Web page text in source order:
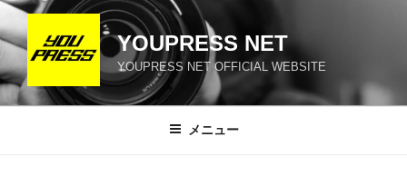
コ
ン
ン
YOUPRESS NET
YOUPRESS NET OFFICIAL WEBSITE
メニュー